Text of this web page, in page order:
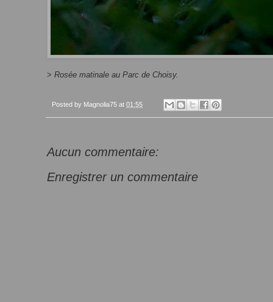
> Rosée matinale au Parc de Choisy.
Posted by Magnolia75 at 01:55
Aucun commentaire:
Enregistrer un commentaire